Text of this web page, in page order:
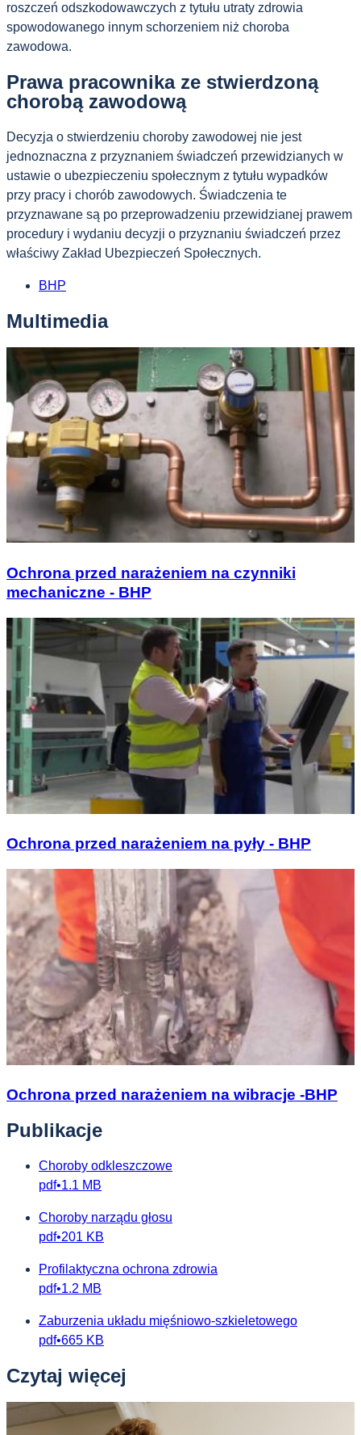
roszczeń odszkodowawczych z tytułu utraty zdrowia
spowodowanego innym schorzeniem niż choroba
zawodowa.
Prawa pracownika ze stwierdzoną
chorobą zawodową
Decyzja o stwierdzeniu choroby zawodowej nie jest
jednoznaczna z przyznaniem świadczeń przewidzianych w
ustawie o ubezpieczeniu społecznym z tytułu wypadków
przy pracy i chorób zawodowych. Świadczenia te
przyznawane są po przeprowadzeniu przewidzianej prawem
procedury i wydaniu decyzji o przyznaniu świadczeń przez
właściwy Zakład Ubezpieczeń Społecznych.
BHP
Multimedia
Ochrona przed narażeniem na czynniki
mechaniczne - BHP
Ochrona przed narażeniem na pyły - BHP
Ochrona przed narażeniem na wibracje -BHP
Publikacje
Choroby odkleszczowe
pdf•1.1 MB
Choroby narządu głosu
pdf•201 KB
Profilaktyczna ochrona zdrowia
pdf•1.2 MB
Zaburzenia układu mięśniowo-szkieletowego
pdf•665 KB
Czytaj więcej